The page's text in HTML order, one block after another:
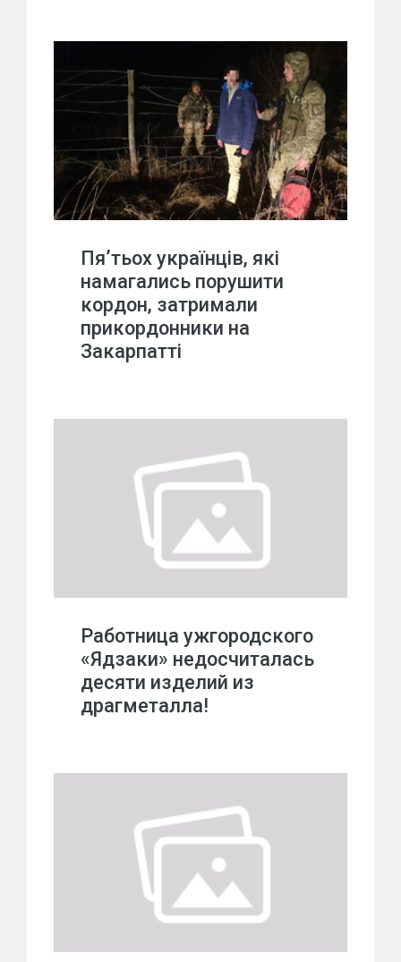
Пя’тьох українців, які
намагались порушити
кордон, затримали
прикордонники на
Закарпатті
Работница ужгородского
«Ядзаки» недосчиталась
десяти изделий из
драгметалла!